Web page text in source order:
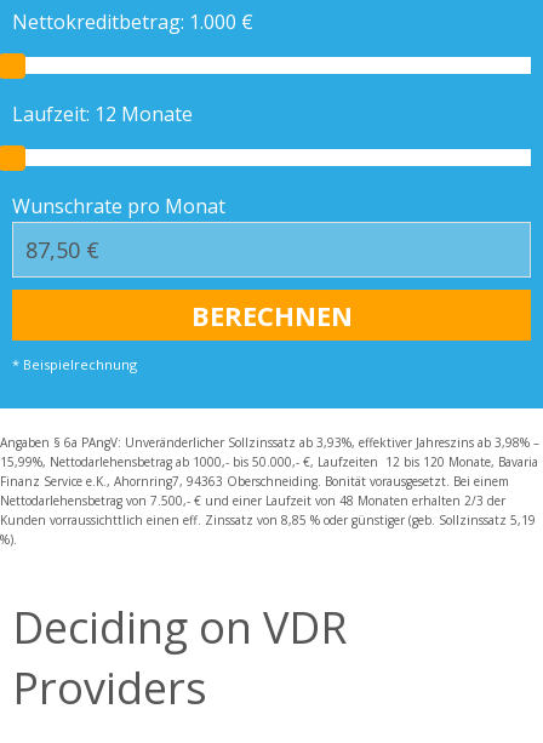
Nettokreditbetrag: 1.000 €
Laufzeit: 12 Monate
Wunschrate pro Monat
* Beispielrechnung
Angaben § 6a PAngV: Unveränderlicher Sollzinssatz ab 3,93%, effektiver Jahreszins ab 3,98% –
15,99%, Nettodarlehensbetrag ab 1000,- bis 50.000,- €, Laufzeiten 12 bis 120 Monate, Bavaria
Finanz Service e.K., Ahornring7, 94363 Oberschneiding. Bonität vorausgesetzt. Bei einem
Nettodarlehensbetrag von 7.500,- € und einer Laufzeit von 48 Monaten erhalten 2/3 der
Kunden vorraussichttlich einen eff. Zinssatz von 8,85 % oder günstiger (geb. Sollzinssatz 5,19
%).
Deciding on VDR
Providers